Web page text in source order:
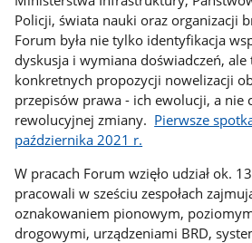
Policji, świata nauki oraz organizacji
Forum była nie tylko identyfikacja
dyskusja i wymiana doświadczeń,
konkretnych propozycji nowelizacji
przepisów prawa - ich ewolucji, a nie
rewolucyjnej zmiany. Pierwsze
października 2021 r.
W pracach Forum wzięło udział ok.
pracowali w sześciu zespołach
oznakowaniem pionowym,
drogowymi, urządzeniami BRD,